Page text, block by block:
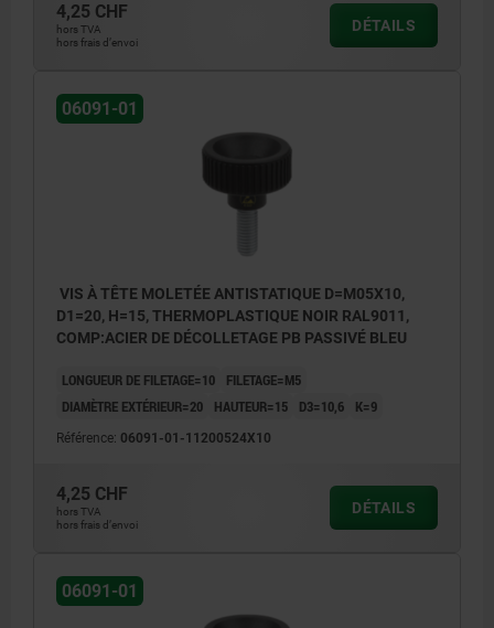
4,25 CHF
hors TVA
hors frais d’envoi
DÉTAILS
06091-01
VIS À TÊTE MOLETÉE ANTISTATIQUE D=M05X10,
D1=20, H=15, THERMOPLASTIQUE NOIR RAL9011,
COMP:ACIER DE DÉCOLLETAGE PB PASSIVÉ BLEU
LONGUEUR DE FILETAGE=10
FILETAGE=M5
DIAMÈTRE EXTÉRIEUR=20
HAUTEUR=15 D3=10,6 K=9
Référence: 06091-01-11200524X10
4,25 CHF
hors TVA
hors frais d’envoi
DÉTAILS
06091-01